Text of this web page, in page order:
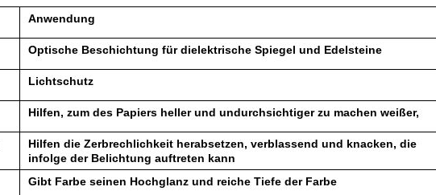
Anwendung
Optische Beschichtung für dielektrische Spiegel und Edelsteine
Lichtschutz
Hilfen, zum des Papiers heller und undurchsichtiger zu machen weißer,
Hilfen die Zerbrechlichkeit herabsetzen, verblassend und knacken, die
infolge der Belichtung auftreten kann
Gibt Farbe seinen Hochglanz und reiche Tiefe der Farbe